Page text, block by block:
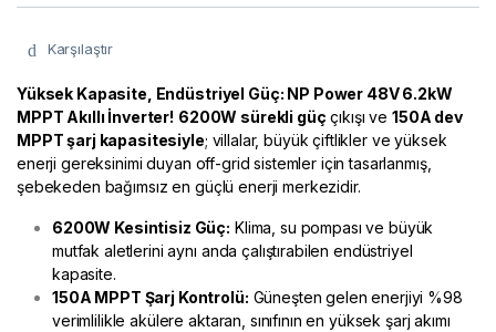
Karşılaştır
Yüksek Kapasite, Endüstriyel Güç: NP Power 48V 6.2kW
MPPT Akıllı İnverter! 6200W sürekli güç çıkışı ve150A dev
MPPT şarj kapasitesiyle; villalar, büyük çiftlikler ve yüksek
enerji gereksinimi duyan off-grid sistemler için tasarlanmış,
şebekeden bağımsız en güçlü enerji merkezidir.
6200W Kesintisiz Güç: Klima, su pompası ve büyük
mutfak aletlerini aynı anda çalıştırabilen endüstriyel
kapasite.
150A MPPT Şarj Kontrolü: Güneşten gelen enerjiyi %98
verimlilikle akülere aktaran, sınıfının en yüksek şarj akımı